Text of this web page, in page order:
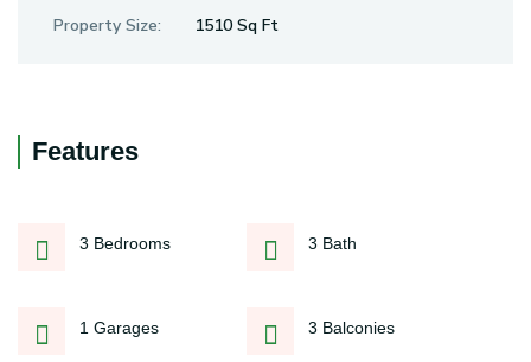
Property Size: 1510 Sq Ft
Features
3 Bedrooms 3 Bath
1 Garages 3 Balconies